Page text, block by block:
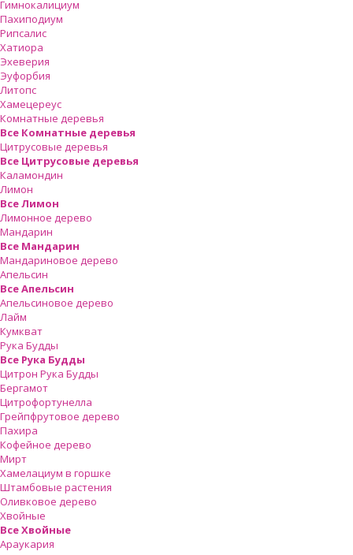
Гимнокалициум
Пахиподиум
Рипсалис
Хатиора
Эхеверия
Эуфорбия
Литопс
Хамецереус
Комнатные деревья
Все Комнатные деревья
Цитрусовые деревья
Все Цитрусовые деревья
Каламондин
Лимон
Все Лимон
Лимонное дерево
Мандарин
Все Мандарин
Мандариновое дерево
Апельсин
Все Апельсин
Апельсиновое дерево
Лайм
Кумкват
Рука Будды
Все Рука Будды
Цитрон Рука Будды
Бергамот
Цитрофортунелла
Грейпфрутовое дерево
Пахира
Кофейное дерево
Мирт
Хамелациум в горшке
Штамбовые растения
Оливковое дерево
Хвойные
Все Хвойные
Араукария